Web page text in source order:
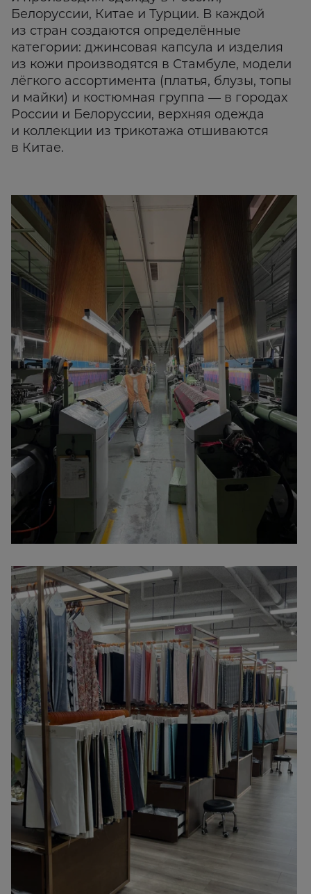
Белоруссии, Китае и Турции. В каждой
из стран создаются определённые
категории: джинсовая капсула и изделия
из кожи производятся в Стамбуле, модели
лёгкого ассортимента (платья, блузы, топы
и майки) и костюмная группа — в городах
России и Белоруссии, верхняя одежда
и коллекции из трикотажа отшиваются
в Китае.